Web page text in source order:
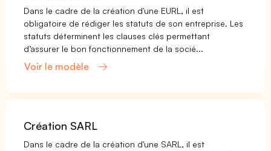
Dans le cadre de la création d'une EURL, il est
obligatoire de rédiger les statuts de son entreprise. Les
statuts déterminent les clauses clés permettant
d’assurer le bon fonctionnement de la socié...
Voir le modèle
Création SARL
Dans le cadre de la création d'une SARL, il est